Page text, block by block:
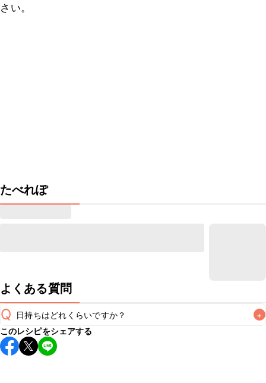
さい。
たべれぽ
よくある質問
Q 日持ちはどれくらいですか？ +
保存期間は冷蔵で2~3日が目安です。なるべくお早めにお召
し上がりください。
このレシピをシェアする